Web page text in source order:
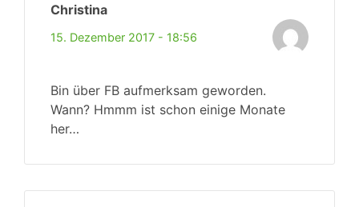
Christina
15. Dezember 2017 - 18:56
Bin über FB aufmerksam geworden.
Wann? Hmmm ist schon einige Monate
her…